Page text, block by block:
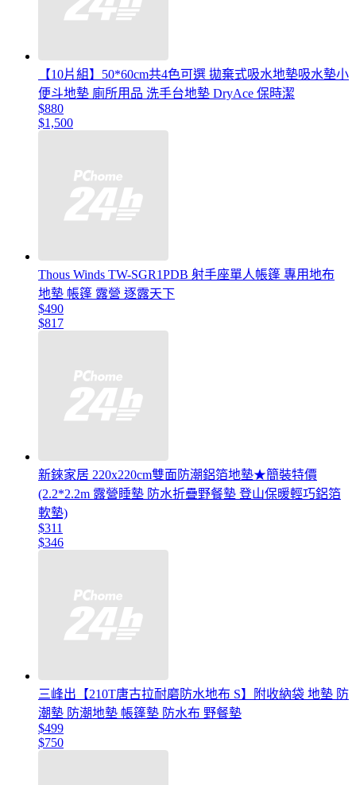
【10片組】50*60cm共4色可選 拋棄式吸水地墊吸水墊小
便斗地墊 廁所用品 洗手台地墊 DryAce 保時潔
$880
$1,500
Thous Winds TW-SGR1PDB 射手座單人帳篷 專用地布
地墊 帳篷 露營 逐露天下
$490
$817
新錸家居 220x220cm雙面防潮鋁箔地墊★簡裝特價
(2.2*2.2m 露營睡墊 防水折疊野餐墊 登山保暖輕巧鋁箔
軟墊)
$311
$346
三峰出【210T唐古拉耐磨防水地布 S】附收納袋 地墊 防
潮墊 防潮地墊 帳篷墊 防水布 野餐墊
$499
$750